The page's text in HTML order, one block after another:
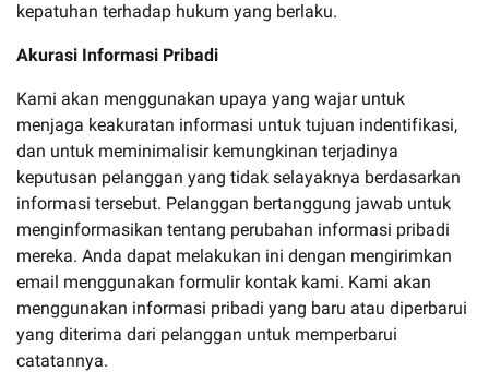
kepatuhan terhadap hukum yang berlaku.
Akurasi Informasi Pribadi
Kami akan menggunakan upaya yang wajar untuk
menjaga keakuratan informasi untuk tujuan indentifikasi,
dan untuk meminimalisir kemungkinan terjadinya
keputusan pelanggan yang tidak selayaknya berdasarkan
informasi tersebut. Pelanggan bertanggung jawab untuk
menginformasikan tentang perubahan informasi pribadi
mereka. Anda dapat melakukan ini dengan mengirimkan
email menggunakan formulir kontak kami. Kami akan
menggunakan informasi pribadi yang baru atau diperbarui
yang diterima dari pelanggan untuk memperbarui
catatannya.